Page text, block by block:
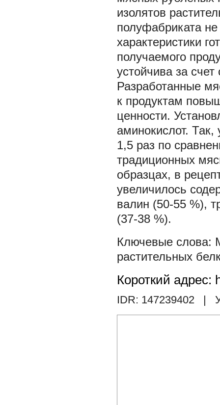
изолятов
полуфабриката не
характеристики
получаемого
устойчива за
Разработанные
к продуктам
ценности.
аминокислот.
1,5 раз по
традиционных
образцах, в
увеличилось
валин (50-55 %),
(37-38 %).
растительных
Короткий адрес:
IDR: 147239402 |